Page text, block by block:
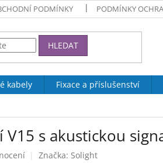
PODMÍNKY PODMÍNKY
HLEDAT
kabely Fixace a příslušenství
s akustickou
Značka: Solight